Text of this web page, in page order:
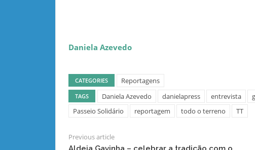
Daniela Azevedo
CATEGORIES Reportagens
TAGS Daniela Azevedo danielapress entrevista
Passeio Solidário
reportagem todo o terreno TT
Previous article